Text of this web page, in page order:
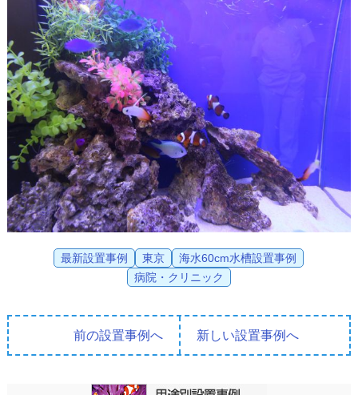
最新設置事例 東京
海水60cm水槽設置事例
病院・クリニック
前の設置事例へ 新しい設置事例へ